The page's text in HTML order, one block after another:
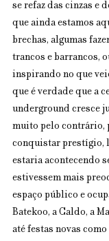
se refaz das cinzas e
que ainda estamos
brechas, algumas
trancos e barrancos,
inspirando no que
que é verdade que a
underground cresce
muito pelo contrário,
conquistar prestígio,
estaria acontecendo
estivessem mais
espaço público e
Batekoo, a Caldo, a
até festas novas